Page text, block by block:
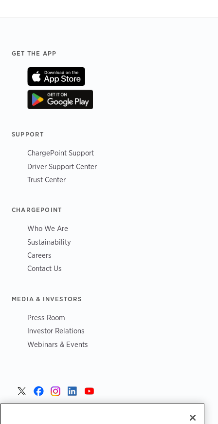
Footer
GET THE APP
SUPPORT
ChargePoint Support
Driver Support Center
Trust Center
CHARGEPOINT
Who We Are
Sustainability
Careers
Contact Us
MEDIA & INVESTORS
Press Room
Investor Relations
Webinars & Events